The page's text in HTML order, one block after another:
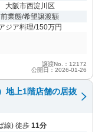
大阪市西淀川区
前業態/希望譲渡額
ジア料理/150万円
譲渡No.：12172
公開日：2026-01-26
地上1階店舗の居抜
線) 徒歩 11分